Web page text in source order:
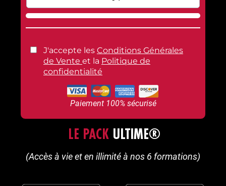
J'accepte les Conditions Générales
de Vente et la Politique de
confidentialité
Paiement 100% sécurisé
LE PACK ULTIME®
(Accès à vie et en illimité à nos 6 formations)